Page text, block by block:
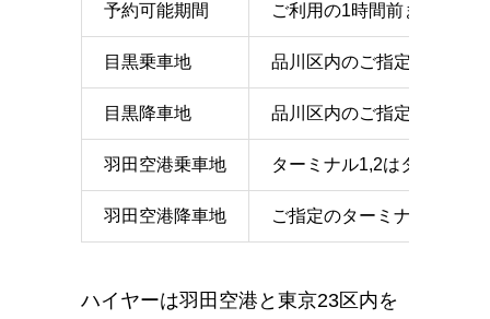
予約可能期間 ご利用の1時間前まで
目黒乗車地 品川区内のご指定の地点
目黒降車地 品川区内のご指定の地点
羽田空港乗車地 ターミナル1,2はターミナ
羽田空港降車地 ご指定のターミナルのエン
ハイヤーは羽田空港と東京23区内を